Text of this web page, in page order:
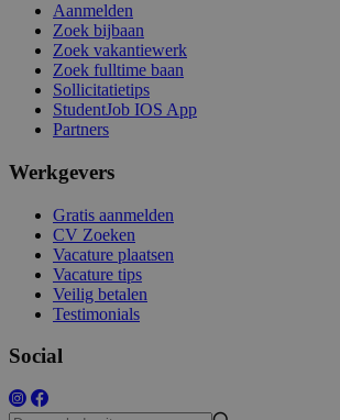
Aanmelden
Zoek bijbaan
Zoek vakantiewerk
Zoek fulltime baan
Sollicitatietips
StudentJob IOS App
Partners
Werkgevers
Gratis aanmelden
CV Zoeken
Vacature plaatsen
Vacature tips
Veilig betalen
Testimonials
Social